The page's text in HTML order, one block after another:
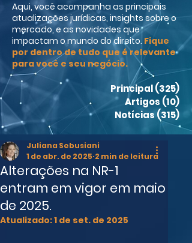
Aqui, você acompanha as principais
atualizações jurídicas, insights sobre o
mercado, e as novidades que
impactam o mundo do direito. Fique
por dentro de tudo que é relevante
para você e seu negócio.
Principal(325)
Artigos (10)
Notícias (315)
Alterações na NR-1
entram em vigor em maio
de 2025.
Juliana Sebusiani
1 de abr. de 2025 2 min de leitura
Atualizado:1 de set. de 2025